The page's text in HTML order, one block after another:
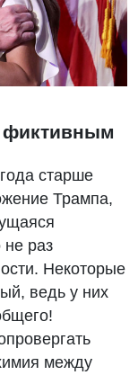
фиктивным
старше
Трампа,
раз
Некоторые
ведь у них
между